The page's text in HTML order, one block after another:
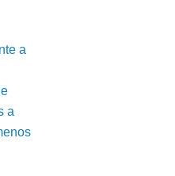
a
a